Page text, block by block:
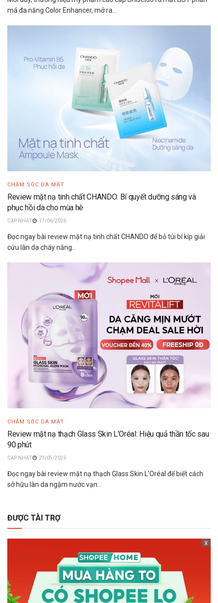
má đa năng Color Enhancer, mở ra...
CHĂM SÓC DA MẶT
Review mặt nạ tinh chất CHANDO: Bí quyết dưỡng sáng và
phục hồi da cho mùa hè
17/06/2026
Đọc ngay bài review mặt nạ tinh chất CHANDO để bỏ túi bí kíp giải
cứu làn da cháy nắng...
CHĂM SÓC DA MẶT
Review mặt nạ thạch Glass Skin L’Oréal: Hiệu quả thần tốc sau
90 phút
29/05/2026
Đọc ngay bài review mặt nạ thạch Glass Skin L’Oréal để biết cách
sở hữu làn da ngậm nước vạn...
ĐƯỢC TÀI TRỢ
x